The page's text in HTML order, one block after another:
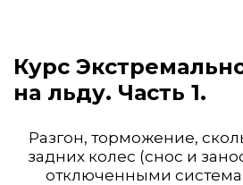
Курс
на льду. Часть 1.
Разгон, торможение,
задних колес (снос и
отключенными